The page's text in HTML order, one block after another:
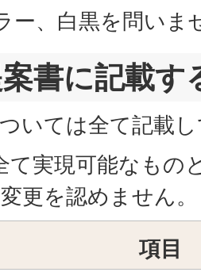
ー、白黒を問いま
書に記載す
いては全て記載
て実現可能なもの
更を認めません。
項目